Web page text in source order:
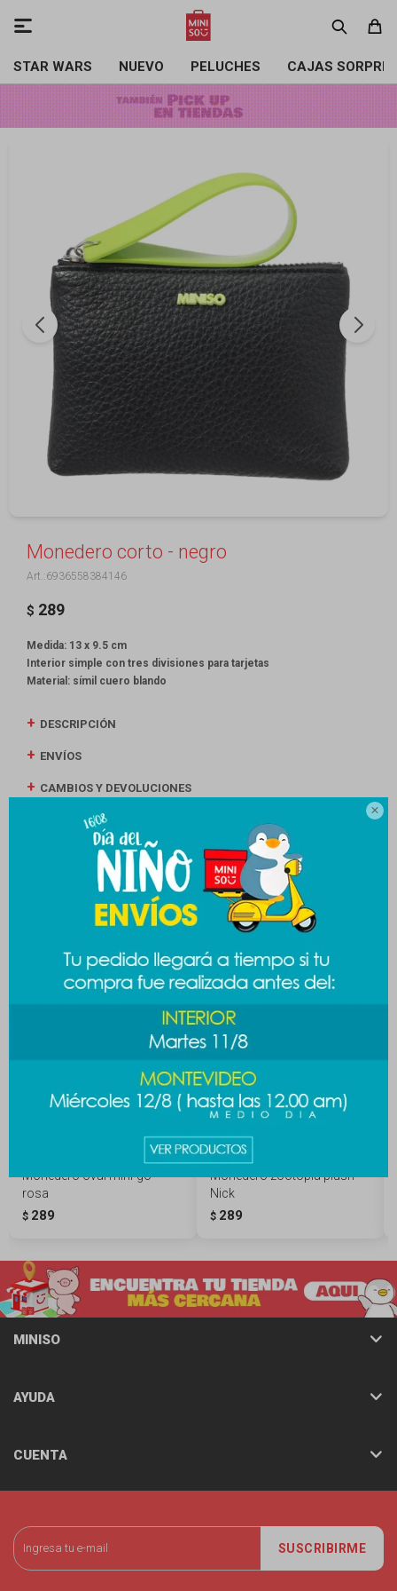

STAR WARS NUEVO PELUCHES CAJAS

Monedero corto - negro
6936558384146
$ 289
Medida: 13 x 9.5 cm
Interior simple con tres divisiones para tarjetas
Material: símil cuero blando
DESCRIPCIÓN
ENVÍOS
CAMBIOS Y DEVOLUCIONES
MEDIOS DE PAGO
Productos que te pueden interesar
Monedero oval mini-go -
rosa
$ 289
Monedero zootopia plush -
Nick
$ 289
SUSCRIBIRME
MINISO
AYUDA
CUENTA